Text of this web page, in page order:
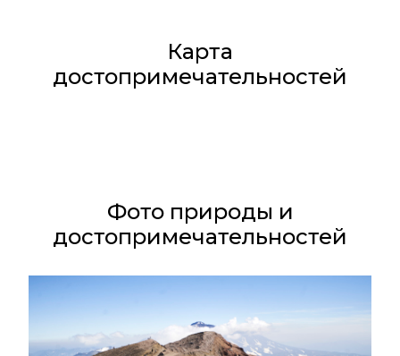
Карта
достопримечательностей
Фото природы и
достопримечательностей